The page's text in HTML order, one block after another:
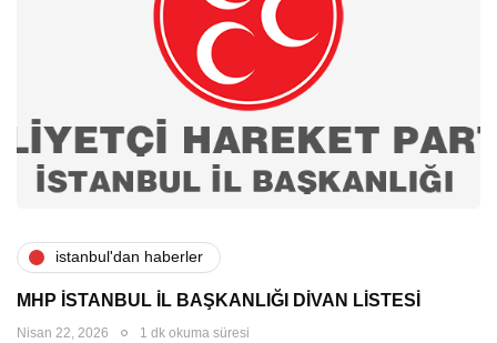
i̇stanbul'dan haberler
MHP İSTANBUL İL BAŞKANLIĞI DİVAN LİSTESİ
Nisan 22, 2026 1 dk okuma süresi